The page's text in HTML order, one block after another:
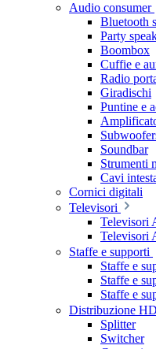
Audio consumer
Bluetooth
Party
Boombox
Cuffie e
Radio
Giradischi
Puntine e
Soundbar
Strumenti
Cavi
Cornici digitali
Televisori
Televisori
Televisori
Staffe e supporti
Staffe e
Staffe e
Staffe e
Distribuzione
Splitter
Switcher